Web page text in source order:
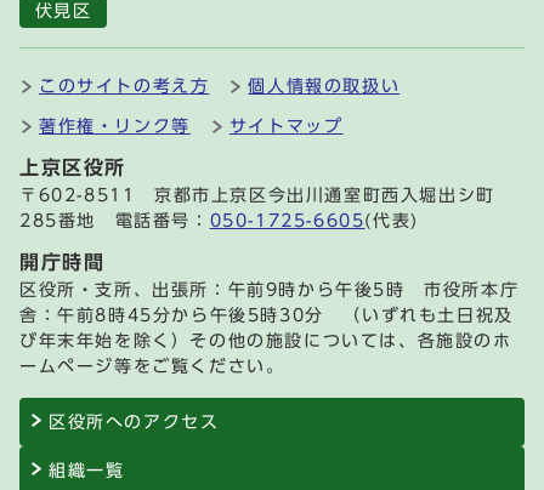
伏見区
このサイトの考え方 個人情報の取扱い
著作権・リンク等 サイトマップ
上京区役所
〒602-8511 京都市上京区今出川通室町西入堀出シ町
285番地 電話番号： 050-1725-6605(代表)
開庁時間
区役所・支所、出張所：午前9時から午後5時 市役所本庁
舎：午前8時45分から午後5時30分 （いずれも土日祝及
び年末年始を除く）その他の施設については、各施設のホ
ームページ等をご覧ください。
区役所へのアクセス
組織一覧